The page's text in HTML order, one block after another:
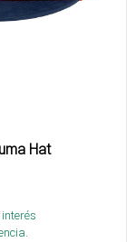
Hat